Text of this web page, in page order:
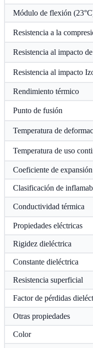
Módulo de flexión
Resistencia a la
Resistencia al impacto
Resistencia al impacto
Rendimiento térmico
Punto de fusión
Temperatura de
Temperatura de uso
Coeficiente de
Clasificación de
Conductividad térmica
Propiedades eléctricas
Rigidez dieléctrica
Constante dieléctrica
Resistencia superficial
Factor de pérdidas
Otras propiedades
Color